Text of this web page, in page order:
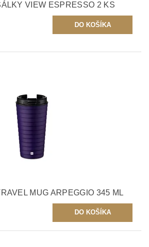
VIEW ESPRESSO 2 KS
MUG ARPEGGIO 345 ML